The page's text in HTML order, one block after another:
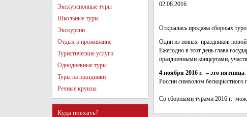
Экскурсионные туры
Школьные туры
Экскурсии
Отдых и проживание
Туристические услуги
Однодневные туры
Туры на праздники
Речные круизы
Куда поехать?
02.08.2016
Открылась продажа сборных
Один из новых праздников
Ежегодно в этот день глава
праздничными концертами,
4 ноября 2016 г. – это пятница
России символом бескорыстного
Со сборными турами 2016 г.